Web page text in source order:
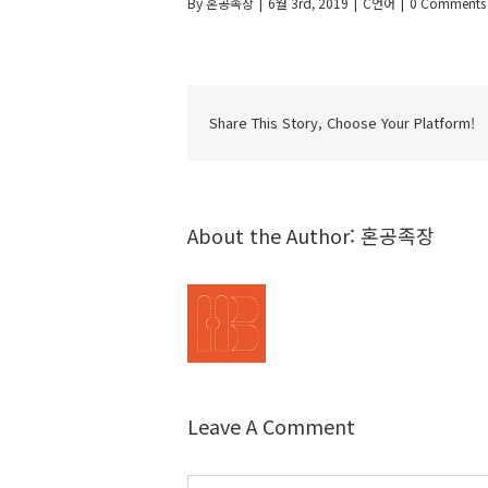
Share This Story, Choose Your Platform!
About the Author: 혼공족장
Leave A Comment